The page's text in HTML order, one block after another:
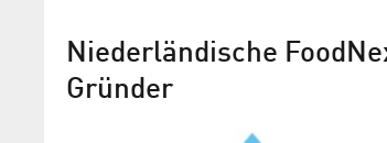
Niederländische
Gründer